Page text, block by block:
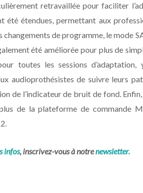
retravaillée pour faciliter
été étendues, permettant aux
changements de programme, le mode
été améliorée pour plus de
toutes les sessions
audioprothésistes de suivre leurs
de l’indicateur de bruit de fond.
de la plateforme de commande
infos, inscrivez-vous à notrenewsletter.